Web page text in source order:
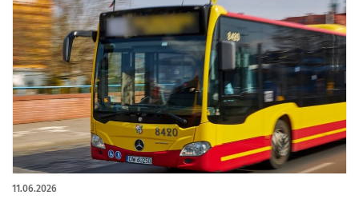
11.06.2026